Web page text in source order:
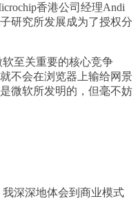
香港公司经理Andi
研究所发展成为了授权分
至关重要的核心竞争
不会在浏览器上输给网景
微软所发明的，但毫不妨
深深地体会到商业模式